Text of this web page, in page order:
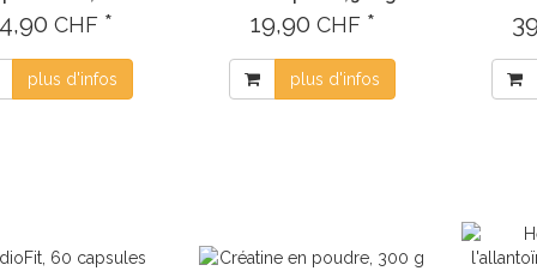
CHF *
plus d'infos
19,90 CHF *
plus d'infos